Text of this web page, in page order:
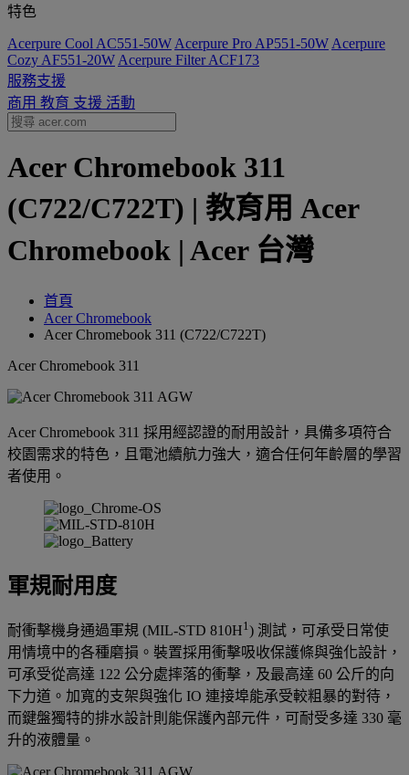
特色
Acerpure Cool AC551-50W Acerpure Pro AP551-50W Acerpure
Cozy AF551-20W Acerpure Filter ACF173
服務支援
商用 教育 支援 活動
Acer Chromebook 311
(C722/C722T) | 教育用 Acer
Chromebook | Acer 台灣
首頁
Acer Chromebook
Acer Chromebook 311 (C722/C722T)
Acer Chromebook 311
Acer Chromebook 311 採用經認證的耐用設計，具備多項符合
校園需求的特色，且電池續航力強大，適合任何年齡層的學習
者使用。
軍規耐用度
耐衝擊機身通過軍規 (MIL-STD 810H1 ) 測試，可承受日常使
用情境中的各種磨損。裝置採用衝擊吸收保護條與強化設計，
可承受從高達 122 公分處摔落的衝擊，及最高達 60 公斤的向
下力道。加寬的支架與強化 IO 連接埠能承受較粗暴的對待，
而鍵盤獨特的排水設計則能保護內部元件，可耐受多達 330 毫
升的液體量。